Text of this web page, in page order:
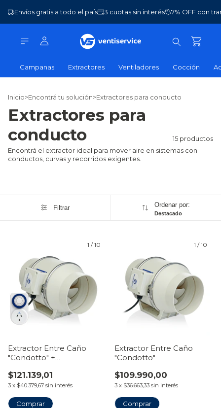
Envíos gratis a todo el país 3 cuotas sin interés 7% OFF con
Campanas Extractores Ventiladores Cocción
Inicio>Encontrá tu solución>Extractores para conducto
Extractores para
conducto
15 productos
Encontrá el extractor ideal para mover aire en sistemas con
conductos, curvas y recorridos exigentes.
Filtrar Ordenar por:
Destacado
1 /10
Extractor Entre Caño
"Condotto" +
$121.139,01
3 x $40.379,67 sin interés
Comprar
1 /10
Extractor Entre Caño
"Condotto"
$109.990,00
3 x $36.663,33 sin interés
Comprar